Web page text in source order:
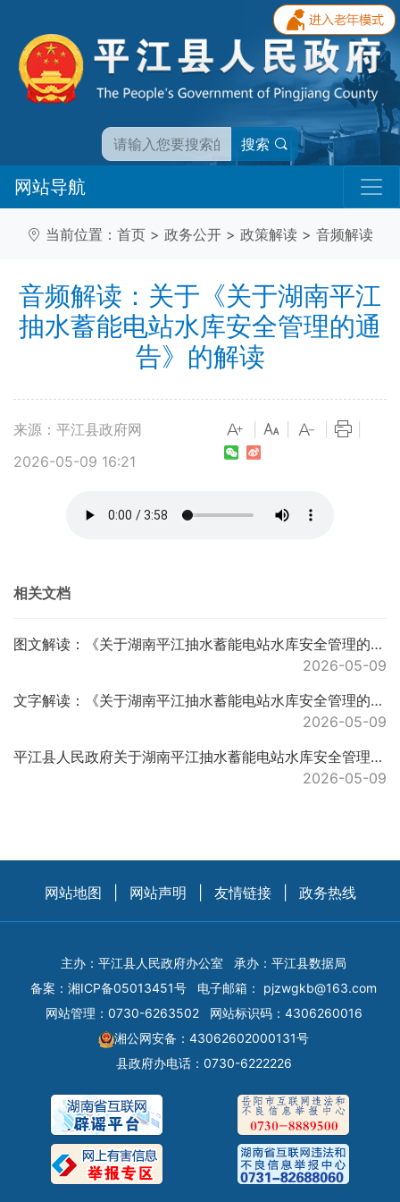
搜索
网站导航
当前位置： 首页 > 政务公开 > 政策解读 > 音频解读
音频解读：关于《关于湖南平江
抽水蓄能电站水库安全管理的通
告》的解读
来源：平江县政府网
2026-05-09 16:21
相关文档
图文解读：《关于湖南平江抽水蓄能电站水库安全管理的通告》的解读说明
2026-05-09
文字解读：《关于湖南平江抽水蓄能电站水库安全管理的通告》的解读说明
2026-05-09
平江县人民政府关于湖南平江抽水蓄能电站水库安全管理的通告
2026-05-09
网站地图 网站声明 友情链接 政务热线
主办：平江县人民政府办公室
承办：平江县数据局
备案： 湘ICP备05013451号 电子邮箱： pjzwgkb@163.com
网站管理：0730-6263502
网站标识码：4306260016
湘公网安备：43062602000131号
县政府办电话：0730-6222226